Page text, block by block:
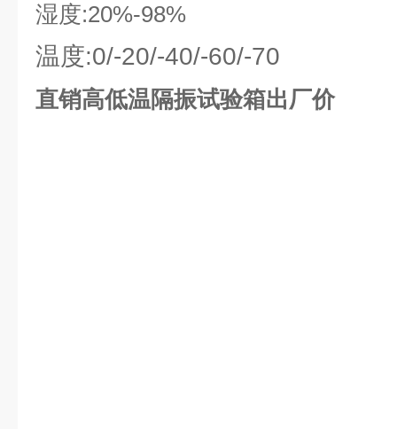
湿度:20%-98%
温度:0/-20/-40/-60/-70
直销高低温隔振试验箱出厂价